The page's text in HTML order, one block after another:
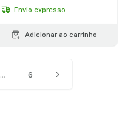
Envio expresso
Adicionar ao carrinho
... 6